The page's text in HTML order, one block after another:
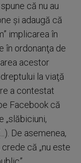
că nu au
şi adaugă că
implicarea în
în ordonanţa de
acestor
la viaţă
a contestat
Facebook că
„slăbiciuni,
De asemenea,
că „nu este